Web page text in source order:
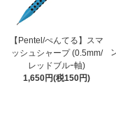
【Pentel/ぺんてる】スマ
ッシュシャープ (0.5mm/
レッドブルｰ軸)
1,650円(税150円)